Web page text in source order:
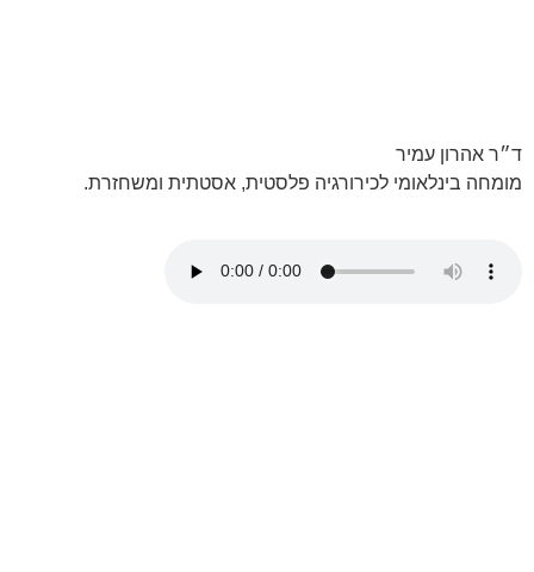
ד״ר אהרון עמיר
מומחה בינלאומי לכירורגיה פלסטית, אסטתית ומשחזרת.